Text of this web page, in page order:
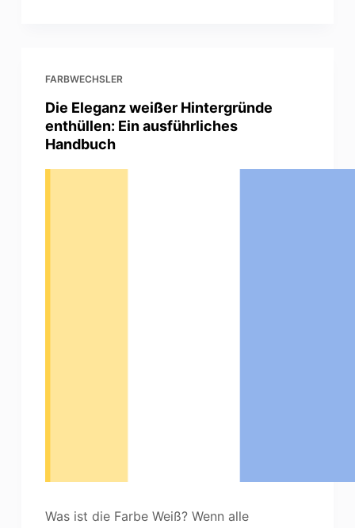
FARBWECHSLER
Die Eleganz weißer Hintergründe
enthüllen: Ein ausführliches
Handbuch
Was ist die Farbe Weiß? Wenn alle